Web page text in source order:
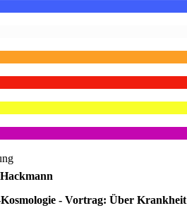
- Vortrag: Über Krankheit